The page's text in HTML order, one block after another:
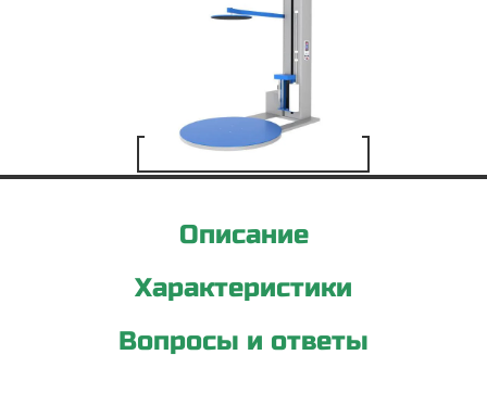
Описание
Характеристики
Вопросы и ответы